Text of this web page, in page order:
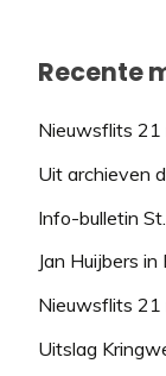
Recente
Nieuwsflits 21
Uit archieven
Info-bulletin
Jan Huijbers
Nieuwsflits 21
Uitslag